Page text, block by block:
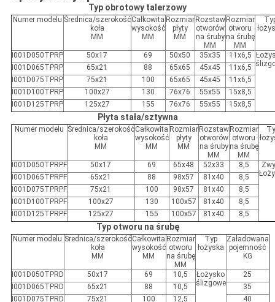
Typ obrotowy talerzowy
Numer modelu Średnica/szerokość
koła
MM
Całkowita
wysokość
MM
Rozmiar
płyty
MM
Rozstaw
otworów
na śruby
MM
Rozmiar
otworu
na śrubę
MM
I001D050TPRP 50x17 69 50x50 35x35 11x6,5
I001 D065TPR P 65x21 88 65x65 45x45
11x6,5
I001 D075TPR P 75x21 100 65x65 45x45
11x6,5
I001 D100TPRP 100x27 130 76x76 55x55
15x8,5
I001 D125TPRP 125x27 155 76x76 55x55 15x8,5
Płyta stała/sztywna
Numer modelu Średnica/szerokość
koła
MM
Całkowita
wysokość
MM
Rozmiar
płyty
MM
Rozstaw
otworów
na śruby
MM
Rozmiar
otworu
na śrubę
MM
I001D050TPR PF 50x17 69 65x48 52x33 8,5
I001D065TPR PF 65x21 88 98x57 81x40
8,5
I001D075TPR PF 75x21 100 98x57 81x40
8,5
I001 D100TPRPF 100x27 130 100x57 81x40
8,5
I001 D125TPRPF 125x27 155 100x57 81x40 8,5
Typ otworu na śrubę
Numer modelu Średnica/szerokość
koła
MM
Całkowita
wysokość
MM
Rozmiar
otworu
na śrubę
MM
Typ
łożyska
Załadowana
pojemność
KG
I001D050TPR D 50x17 69 10,5
Łożysko
ślizgowe
25
I001D065TPR D 65x21 88 10,5
35
I001D075TPR D 75x21 100 12,5 40